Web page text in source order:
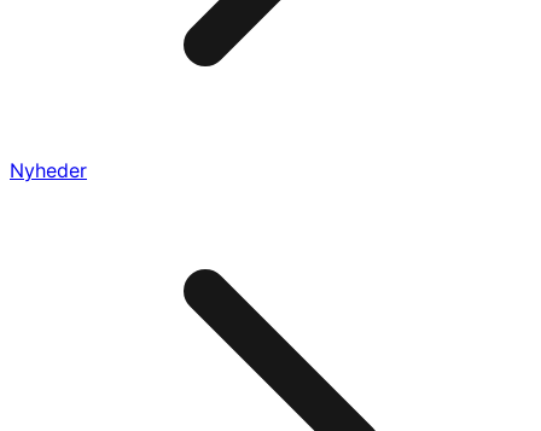
Nyheder